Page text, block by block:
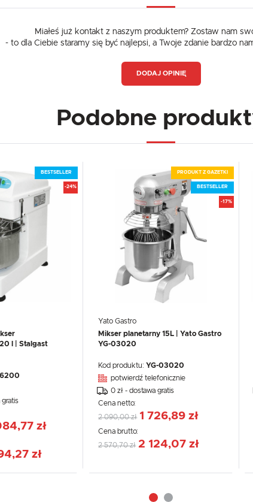
Miałeś już kontakt z naszym produktem? Zostaw nam
- to dla Ciebie staramy się być najlepsi, a Twoje zdanie bardzo
DODAJ OPINIĘ
Podobne
BESTSELLER
-24%
l | Stalgast
gratis
zł
zł
PRODUKT Z GAZETKI
BESTSELLER
-17%
Yato Gastro
Mikser planetarny 15L | Yato Gastro
YG-03020
Kod produktu: YG-03020
potwierdź telefonicznie
0 zł - dostawa gratis
Cena netto:
2 090,00 zł 1 726,89 zł
Cena brutto:
2 570,70 zł 2 124,07 zł